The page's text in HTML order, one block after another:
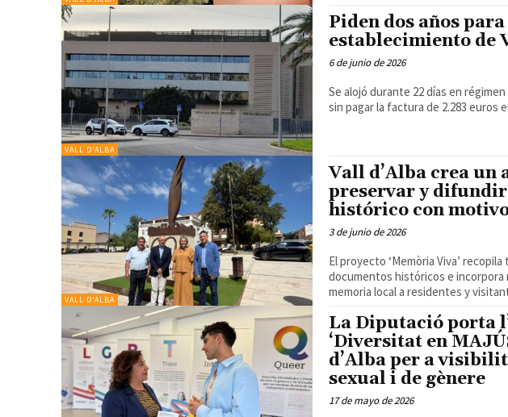
VALL D'ALBA
Piden dos años
establecimiento de
6 de junio de 2026
Se alojó durante 22 días en
VALL D'ALBA
Vall d’Alba crea
preservar y
histórico con
3 de junio de 2026
El proyecto ‘Memòria Viva’
documentos históricos e incorpora
La Diputació porta
‘Diversitat en
d’Alba per a
sexual i de gènere
17 de mayo de 2026